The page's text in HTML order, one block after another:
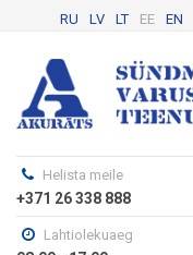
RU LV LT EE EN
Helista meile
+371 26 338 888
Lahtiolekuaeg